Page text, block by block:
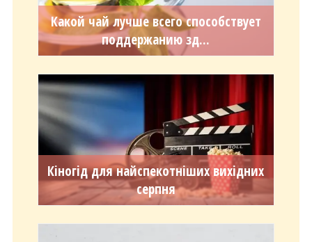
Какой чай лучше всего способствует
поддержанию зд...
Кіногід для найспекотніших вихідних
серпня